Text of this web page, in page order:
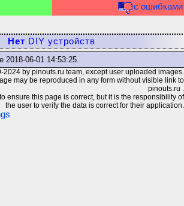
с ошибками
Нет DIY устройств
2018-06-01 14:53:25.
by pinouts.ru team, except user uploaded images.
may be reproduced in any form without visible link to
pinouts.ru .
ensure this page is correct, but it is the responsibility of
the user to verify the data is correct for their application.